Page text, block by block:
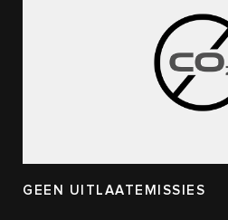
GEEN UITLAATEMISSIES